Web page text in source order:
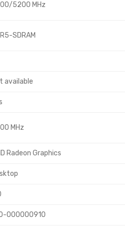
5200 MHz
SDRAM
available
MHz
Radeon Graphics
000000910